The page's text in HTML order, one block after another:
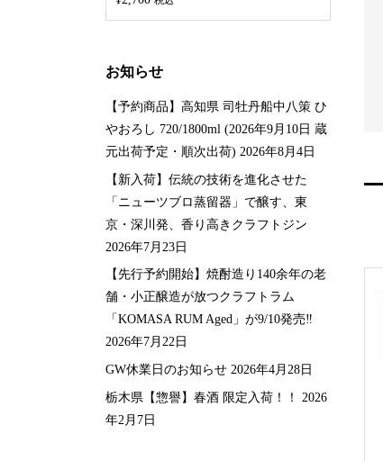
ンドパーク 21年 46度
ミクターズ US★1バレルス
4.00の評
お知らせ
【予約商品】高知県 司牡丹船中八策 ひ
やおろし 720/1800ml (2026年9月10日 蔵
元出荷予定・順次出荷) 2026年8月4日
【新入荷】伝統の技術を進化させた
「ニューツブロ蒸留器」で醸す、東
京・深川発、香り高きクラフトジン
2026年7月23日
【先行予約開始】焼酎造り140余年の老
舗・小正醸造が放つクラフトラム
「KOMASA RUM Aged」が9/10発売‼️
2026年7月22日
GW休業日のお知らせ 2026年4月28日
栃木県【惣譽】春酒 限定入荷！！
2026
年2月7日